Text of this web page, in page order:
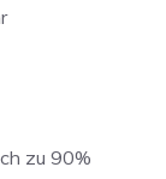
zu 90%